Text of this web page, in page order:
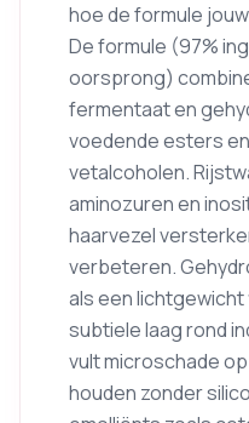
hoe de formule
De formule (97%
oorsprong)
fermentaat en
voedende esters
vetalcoholen.
aminozuren en
haarvezel
verbeteren.
als een
subtiele laag rond
vult microschade
houden zonder